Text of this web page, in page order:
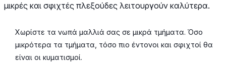
μικρές και σφιχτές πλεξούδες λειτουργούν καλύτερα.
Χωρίστε τα νωπά μαλλιά σας σε μικρά τμήματα. Όσο
μικρότερα τα τμήματα, τόσο πιο έντονοι και σφιχτοί θα
είναι οι κυματισμοί.